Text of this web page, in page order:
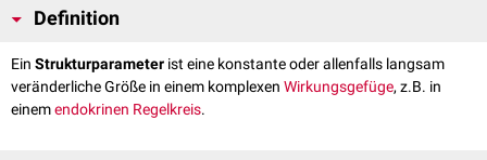
Definition
Ein Strukturparameter ist eine konstante oder allenfalls langsam
veränderliche Größe in einem komplexen Wirkungsgefüge, z.B. in
einemendokrinen Regelkreis.